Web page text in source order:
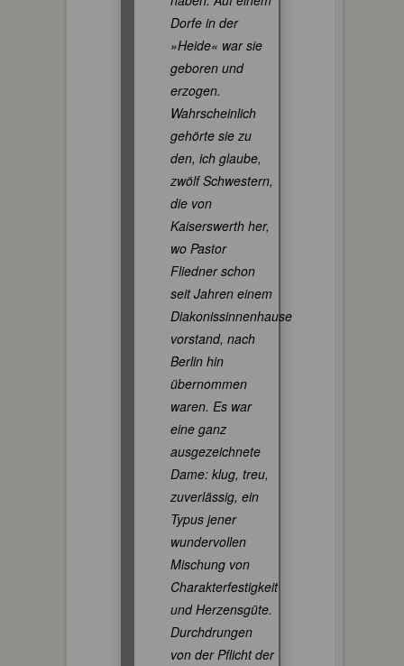
Dorfe in der
»Heide« war sie
geboren und
erzogen.
Wahrscheinlich
gehörte sie zu
den, ich glaube,
zwölf Schwestern,
die von
Kaiserswerth her,
wo Pastor
Fliedner schon
seit Jahren einem
Diakonissinnenhause
vorstand, nach
Berlin hin
übernommen
waren. Es war
eine ganz
ausgezeichnete
Dame: klug, treu,
zuverlässig, ein
Typus jener
wundervollen
Mischung von
Charakterfestigkeit
und Herzensgüte.
Durchdrungen
von der Pflicht der